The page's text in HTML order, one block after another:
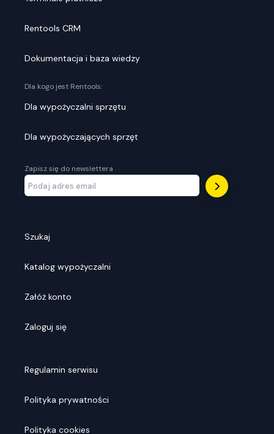
Rentools CRM
Dokumentacja i baza wiedzy
Dla kogo jest Rentools:
Dla wypożyczalni sprzętu
Dla wypożyczających sprzęt
Zapisz się do newslettera
Szukaj
Katalog wypożyczalni
Załóż konto
Zaloguj się
Regulamin serwisu
Polityka prywatności
Polityka cookies